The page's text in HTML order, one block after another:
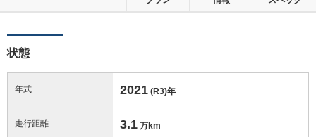
状態
年式 2021 (R3)年
走行距離 3.1 万km